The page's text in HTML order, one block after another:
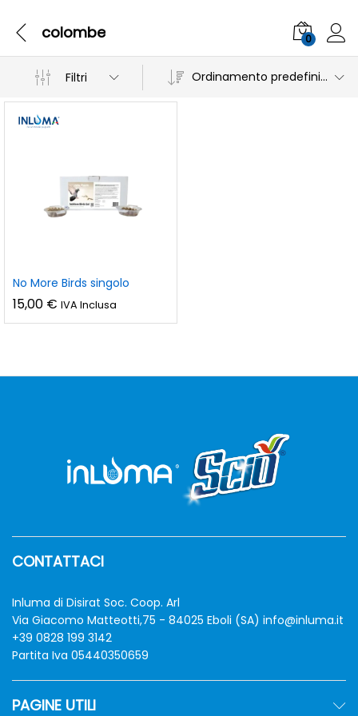
colombe 0
Filtri Ordinamento predefinito
No More Birds singolo
15,00 € IVA Inclusa
CONTATTACI
Inluma di Disirat Soc. Coop. Arl
Via Giacomo Matteotti,75 - 84025 Eboli (SA) info@inluma.it
+39 0828 199 3142
Partita Iva 05440350659
PAGINE UTILI